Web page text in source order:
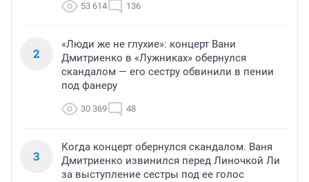
53 614 136
2
«Люди же не глухие»: концерт Вани
Дмитриенко в «Лужниках» обернулся
скандалом — его сестру обвинили в пении
под фанеру
30 369 48
3
Когда концерт обернулся скандалом. Ваня
Дмитриенко извинился перед Линочкой Ли
за выступление сестры под ее голос